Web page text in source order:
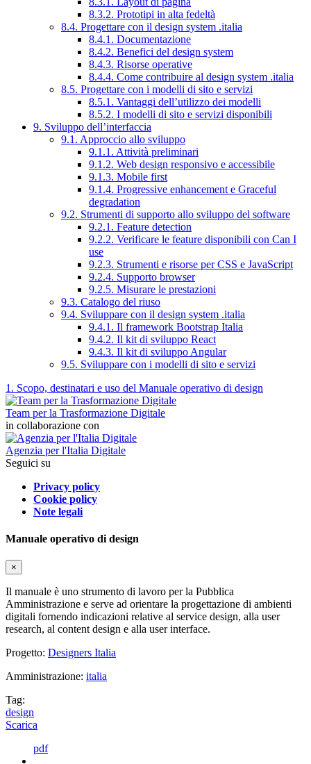
8.3.2. Prototipi in alta fedeltà
8.4. Progettare con il design system .italia
8.4.1. Documentazione
8.4.2. Benefici del design system
8.4.3. Risorse operative
8.4.4. Come contribuire al design system .italia
8.5. Progettare con i modelli di sito e servizi
8.5.1. Vantaggi dell’utilizzo dei modelli
8.5.2. I modelli di sito e servizi disponibili
9. Sviluppo dell’interfaccia
9.1. Approccio allo sviluppo
9.1.1. Attività preliminari
9.1.2. Web design responsivo e accessibile
9.1.3. Mobile first
9.1.4. Progressive enhancement e Graceful
degradation
9.2. Strumenti di supporto allo sviluppo del software
9.2.1. Feature detection
9.2.2. Verificare le feature disponibili con Can I
use
9.2.3. Strumenti e risorse per CSS e JavaScript
9.2.4. Supporto browser
9.2.5. Misurare le prestazioni
9.3. Catalogo del riuso
9.4. Sviluppare con il design system .italia
9.4.1. Il framework Bootstrap Italia
9.4.2. Il kit di sviluppo React
9.4.3. Il kit di sviluppo Angular
9.5. Sviluppare con i modelli di sito e servizi
1. Scopo, destinatari e uso del Manuale operativo di design
Team per la Trasformazione Digitale
in collaborazione con
Agenzia per l'Italia Digitale
Seguici su
Privacy policy
Cookie policy
Note legali
Manuale operativo di design
×
Il manuale è uno strumento di lavoro per la Pubblica
Amministrazione e serve ad orientare la progettazione di ambienti
digitali fornendo indicazioni relative al service design, alla user
research, al content design e alla user interface.
Progetto: Designers Italia
Amministrazione: italia
Tag:
design
Scarica
pdf